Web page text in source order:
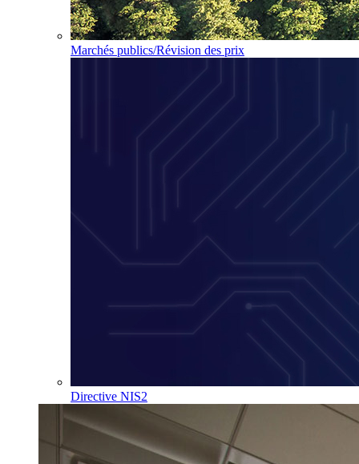
Marchés publics/Révision des prix
Directive NIS2